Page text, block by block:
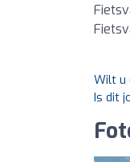
Wilt u
Is dit